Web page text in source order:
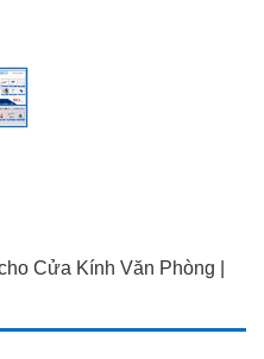
Cửa Kính Văn Phòng |